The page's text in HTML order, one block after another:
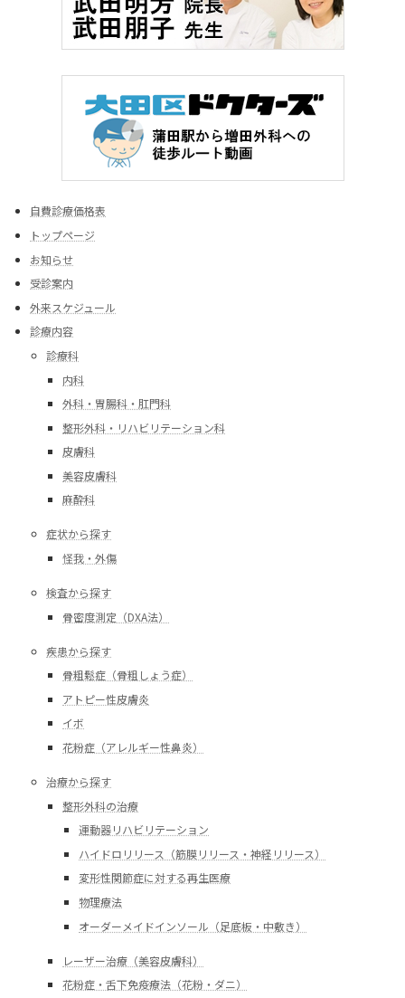
自費診療価格表
トップページ
お知らせ
受診案内
外来スケジュール
診療内容
診療科
内科
外科・胃腸科・肛門科
整形外科・リハビリテーション科
皮膚科
美容皮膚科
麻酔科
症状から探す
怪我・外傷
検査から探す
骨密度測定（DXA法）
疾患から探す
骨粗鬆症（骨粗しょう症）
アトピー性皮膚炎
イボ
花粉症（アレルギー性鼻炎）
治療から探す
整形外科の治療
運動器リハビリテーション
ハイドロリリース（筋膜リリース・神経リリース）
変形性関節症に対する再生医療
物理療法
オーダーメイドインソール（足底板・中敷き）
レーザー治療（美容皮膚科）
花粉症・舌下免疫療法（花粉・ダニ）